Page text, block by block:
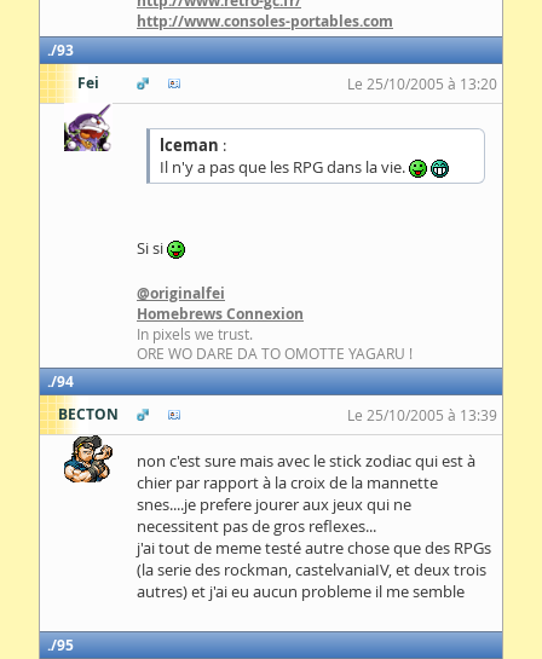
http://www.consoles-portables.com
93
Fei
Le 25/10/2005 à 13:20
lceman :
Il n'y a pas que les RPG dans la vie.
Si si
@originalfei
Homebrews Connexion
In pixels we trust.
ORE WO DARE DA TO OMOTTE YAGARU !
94
BECTON
Le 25/10/2005 à 13:39
non c'est sure mais avec le stick zodiac qui est à
chier par rapport à la croix de la mannette
snes....je prefere jourer aux jeux qui ne
necessitent pas de gros reflexes...
j'ai tout de meme testé autre chose que des RPGs
(la serie des rockman, castelvaniaIV, et deux trois
autres) et j'ai eu aucun probleme il me semble
95